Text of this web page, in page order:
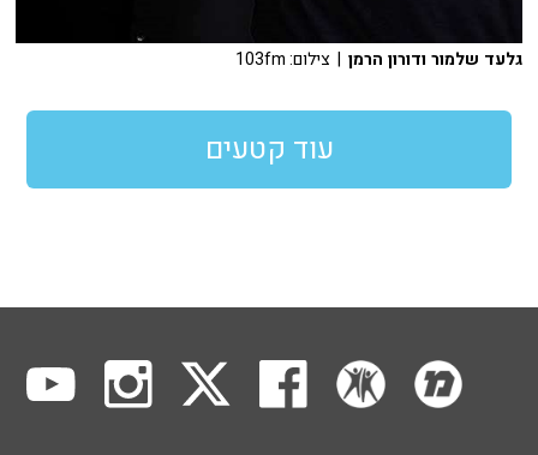
גלעד שלמור ודורון הרמן | צילום: 103fm
עוד קטעים